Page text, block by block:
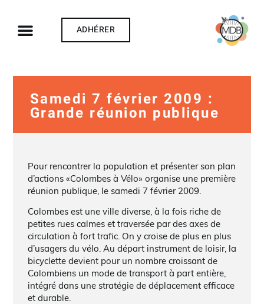
ADHÉRER
Samedi 7 février 2009 :
Grande réunion publique
Pour rencontrer la population et présenter son plan
d’actions «Colombes à Vélo» organise une première
réunion publique, le samedi 7 février 2009.
Colombes est une ville diverse, à la fois riche de
petites rues calmes et traversée par des axes de
circulation à fort trafic. On y croise de plus en plus
d’usagers du vélo. Au départ instrument de loisir, la
bicyclette devient pour un nombre croissant de
Colombiens un mode de transport à part entière,
intégré dans une stratégie de déplacement efficace
et durable.